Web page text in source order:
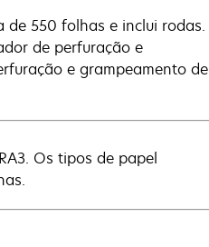
550 folhas e inclui rodas.
de perfuração e
e grampeamento de
Os tipos de papel